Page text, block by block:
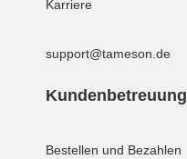
Karriere
support@tameson.de
Kundenbetreuung
Bestellen und Bezahlen